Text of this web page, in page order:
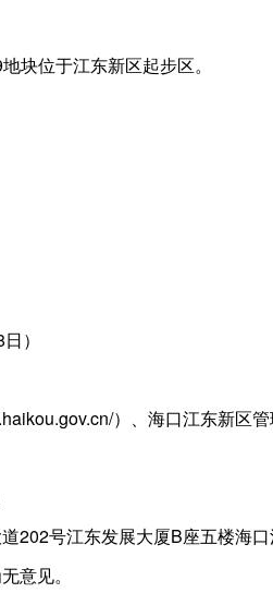
块位于江东新区起步区。
）
）、海口江东新区
202号江东发展大厦B座五楼海
意见。